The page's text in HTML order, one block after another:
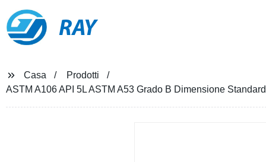
RAY
Casa
Prodotti
ASTM A106 API 5L ASTM A53 Grado B Dimensione